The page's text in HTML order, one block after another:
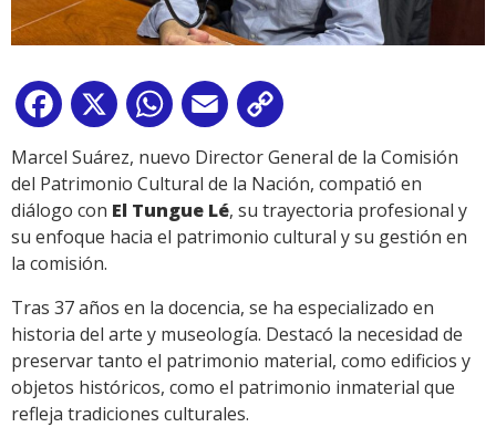
Facebook
X WhatsApp
Email
Link
Marcel Suárez, nuevo Director General de la Comisión
del Patrimonio Cultural de la Nación, compatió en
diálogo con El Tungue Lé, su trayectoria profesional y
su enfoque hacia el patrimonio cultural y su gestión en
la comisión.
Tras 37 años en la docencia, se ha especializado en
historia del arte y museología. Destacó la necesidad de
preservar tanto el patrimonio material, como edificios y
objetos históricos, como el patrimonio inmaterial que
refleja tradiciones culturales.